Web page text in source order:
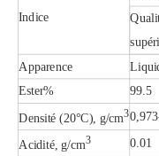
Indice
Apparence
Ester%
99.5
Densité (20°C), g/cm3
Acidité, g/cm3
0.01